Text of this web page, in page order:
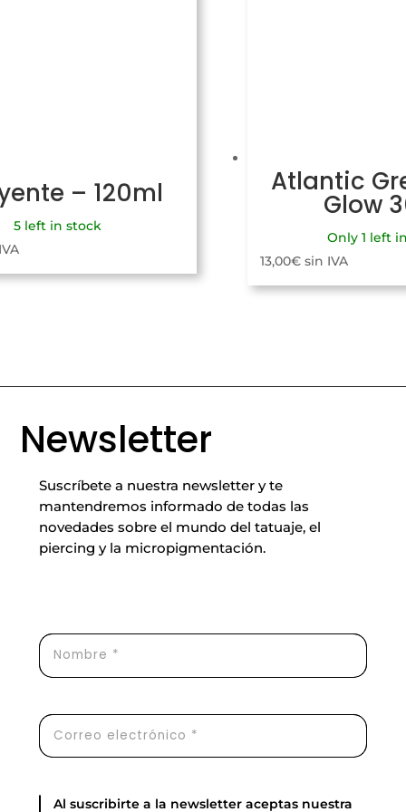
– 120ml
5 left in stock
Atlantic
Glow
Only 1 left
13,00€ sin IVA
Newsletter
Suscríbete a nuestra newsletter y te
mantendremos informado de todas las
novedades sobre el mundo del tatuaje, el
piercing y la micropigmentación.
Al suscribirte a la newsletter aceptas nuestra